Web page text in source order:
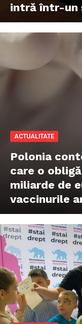
intră într-un
ACTUALITATE
Polonia
care o
miliarde de
vaccinurile